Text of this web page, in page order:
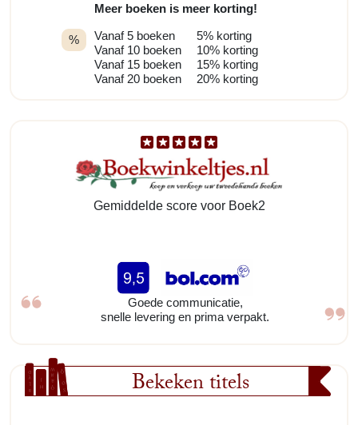
%
Meer boeken is meer korting!
Vanaf 5 boeken
Vanaf 10 boeken
Vanaf 15 boeken
Vanaf 20 boeken
5% korting
10% korting
15% korting
20% korting
Gemiddelde score voor Boek2
Goede communicatie,
snelle levering en prima verpakt.
Bekeken titels